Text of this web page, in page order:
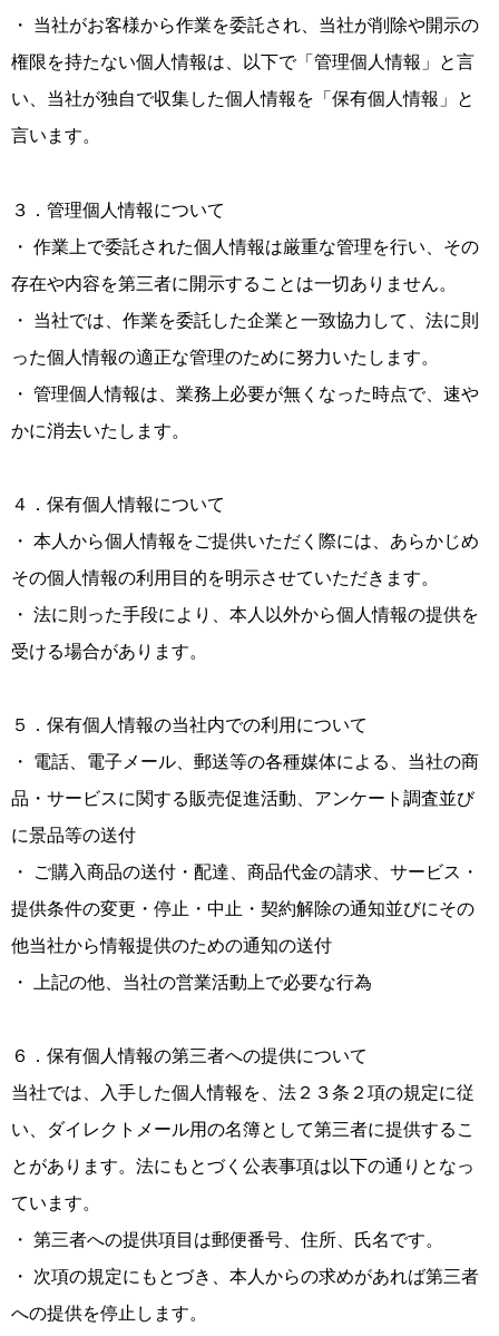
・ 当社がお客様から作業を委託され、当社が削除や開示の
権限を持たない個人情報は、以下で「管理個人情報」と言
い、当社が独自で収集した個人情報を「保有個人情報」と
言います。
３．管理個人情報について
・ 作業上で委託された個人情報は厳重な管理を行い、その
存在や内容を第三者に開示することは一切ありません。
・ 当社では、作業を委託した企業と一致協力して、法に則
った個人情報の適正な管理のために努力いたします。
・ 管理個人情報は、業務上必要が無くなった時点で、速や
かに消去いたします。
４．保有個人情報について
・ 本人から個人情報をご提供いただく際には、あらかじめ
その個人情報の利用目的を明示させていただきます。
・ 法に則った手段により、本人以外から個人情報の提供を
受ける場合があります。
５．保有個人情報の当社内での利用について
・ 電話、電子メール、郵送等の各種媒体による、当社の商
品・サービスに関する販売促進活動、アンケート調査並び
に景品等の送付
・ ご購入商品の送付・配達、商品代金の請求、サービス・
提供条件の変更・停止・中止・契約解除の通知並びにその
他当社から情報提供のための通知の送付
・ 上記の他、当社の営業活動上で必要な行為
６．保有個人情報の第三者への提供について
当社では、入手した個人情報を、法２３条２項の規定に従
い、ダイレクトメール用の名簿として第三者に提供するこ
とがあります。法にもとづく公表事項は以下の通りとなっ
ています。
・ 第三者への提供項目は郵便番号、住所、氏名です。
・ 次項の規定にもとづき、本人からの求めがあれば第三者
への提供を停止します。